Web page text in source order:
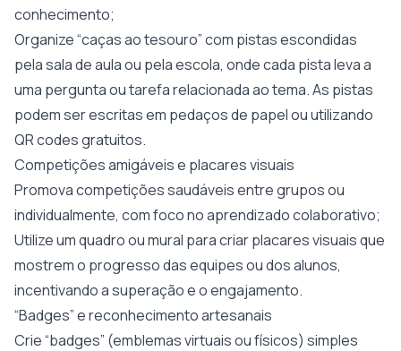
conhecimento;
Organize “caças ao tesouro” com pistas escondidas
pela sala de aula ou pela escola, onde cada pista leva a
uma pergunta ou tarefa relacionada ao tema. As pistas
podem ser escritas em pedaços de papel ou utilizando
QR codes gratuitos.
Competições amigáveis e placares visuais
Promova competições saudáveis entre grupos ou
individualmente, com foco no aprendizado colaborativo;
Utilize um quadro ou mural para criar placares visuais que
mostrem o progresso das equipes ou dos alunos,
incentivando a superação e o engajamento.
“Badges” e reconhecimento artesanais
Crie “badges” (emblemas virtuais ou físicos) simples